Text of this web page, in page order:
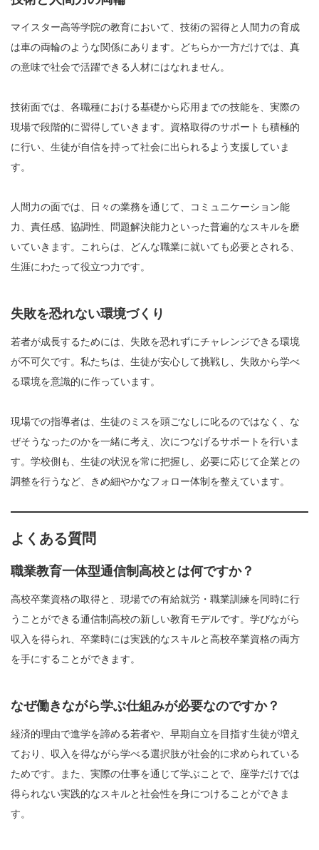
マイスター高等学院の教育において、技術の習得と人間力の育成
は車の両輪のような関係にあります。どちらか一方だけでは、真
の意味で社会で活躍できる人材にはなれません。
技術面では、各職種における基礎から応用までの技能を、実際の
現場で段階的に習得していきます。資格取得のサポートも積極的
に行い、生徒が自信を持って社会に出られるよう支援していま
す。
人間力の面では、日々の業務を通じて、コミュニケーション能
力、責任感、協調性、問題解決能力といった普遍的なスキルを磨
いていきます。これらは、どんな職業に就いても必要とされる、
生涯にわたって役立つ力です。
失敗を恐れない環境づくり
若者が成長するためには、失敗を恐れずにチャレンジできる環境
が不可欠です。私たちは、生徒が安心して挑戦し、失敗から学べ
る環境を意識的に作っています。
現場での指導者は、生徒のミスを頭ごなしに叱るのではなく、な
ぜそうなったのかを一緒に考え、次につなげるサポートを行いま
す。学校側も、生徒の状況を常に把握し、必要に応じて企業との
調整を行うなど、きめ細やかなフォロー体制を整えています。
よくある質問
職業教育一体型通信制高校とは何ですか？
高校卒業資格の取得と、現場での有給就労・職業訓練を同時に行
うことができる通信制高校の新しい教育モデルです。学びながら
収入を得られ、卒業時には実践的なスキルと高校卒業資格の両方
を手にすることができます。
なぜ働きながら学ぶ仕組みが必要なのですか？
経済的理由で進学を諦める若者や、早期自立を目指す生徒が増え
ており、収入を得ながら学べる選択肢が社会的に求められている
ためです。また、実際の仕事を通じて学ぶことで、座学だけでは
得られない実践的なスキルと社会性を身につけることができま
す。